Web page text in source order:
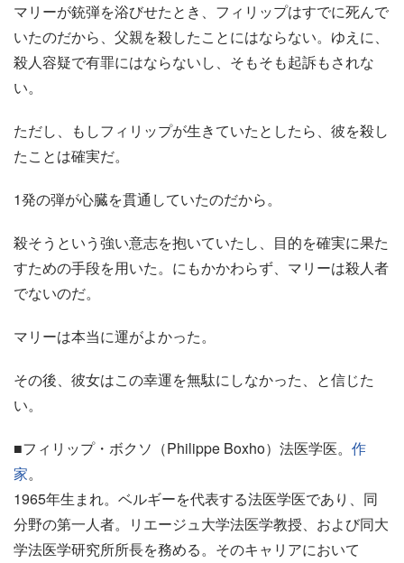
マリーが銃弾を浴びせたとき、フィリップはすでに死んで
いたのだから、父親を殺したことにはならない。ゆえに、
殺人容疑で有罪にはならないし、そもそも起訴もされな
い。
ただし、もしフィリップが生きていたとしたら、彼を殺し
たことは確実だ。
1発の弾が心臓を貫通していたのだから。
殺そうという強い意志を抱いていたし、目的を確実に果た
すための手段を用いた。にもかかわらず、マリーは殺人者
でないのだ。
マリーは本当に運がよかった。
その後、彼女はこの幸運を無駄にしなかった、と信じた
い。
■フィリップ・ボクソ（Philippe Boxho）法医学医。 作
家。
1965年生まれ。ベルギーを代表する法医学医であり、同
分野の第一人者。リエージュ大学法医学教授、および同大
学法医学研究所所長を務める。そのキャリアにおいて